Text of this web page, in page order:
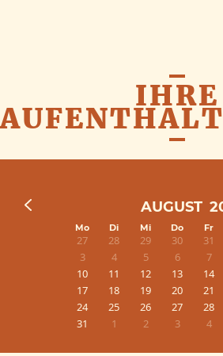
IHRE
Mo Di Mi Do Fr
27 28 29 30 31
3
4 5 6 7
10
11 12 13 14
17
18 19 20 21
24
25 26 27 28
31
1 2 3 4